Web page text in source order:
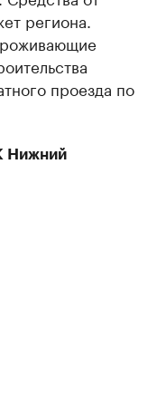
региона.
проезда по
Нижний